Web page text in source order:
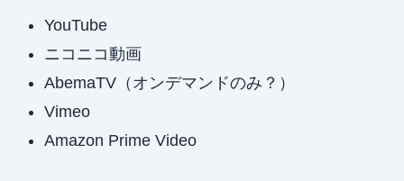
YouTube
ニコニコ動画
AbemaTV（オンデマンドのみ？）
Vimeo
Amazon Prime Video